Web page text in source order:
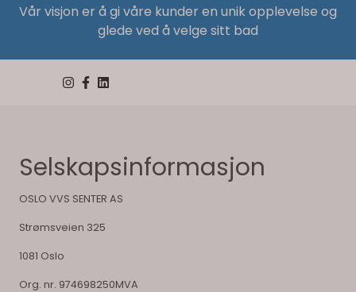
Vår visjon er å gi våre kunder en unik opplevelse og
glede ved å velge sitt bad
Selskapsinformasjon
OSLO VVS SENTER AS
Strømsveien 325
1081 Oslo
Org. nr. 974698250MVA